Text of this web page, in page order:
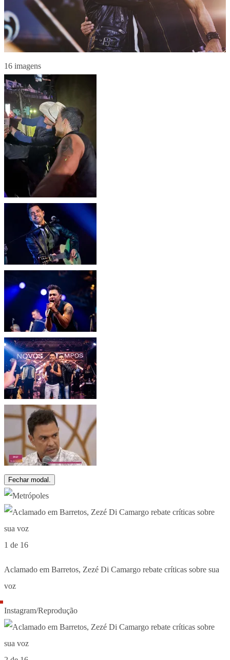
16 imagens
Fechar modal.
1 de 16
Aclamado em Barretos, Zezé Di Camargo rebate críticas sobre sua
voz
Instagram/Reprodução